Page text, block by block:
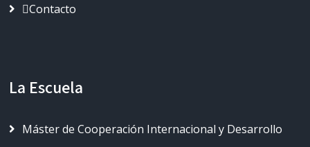
Contacto
La Escuela
Máster de Cooperación Internacional y Desarrollo